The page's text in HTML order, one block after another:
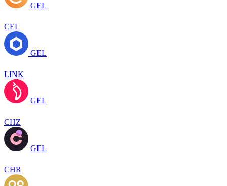
GEL
CEL
GEL
LINK
GEL
CHZ
GEL
CHR